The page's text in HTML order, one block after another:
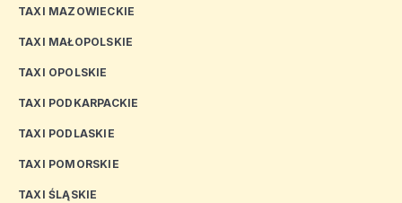
TAXI MAZOWIECKIE
TAXI MAŁOPOLSKIE
TAXI OPOLSKIE
TAXI PODKARPACKIE
TAXI PODLASKIE
TAXI POMORSKIE
TAXI ŚLĄSKIE